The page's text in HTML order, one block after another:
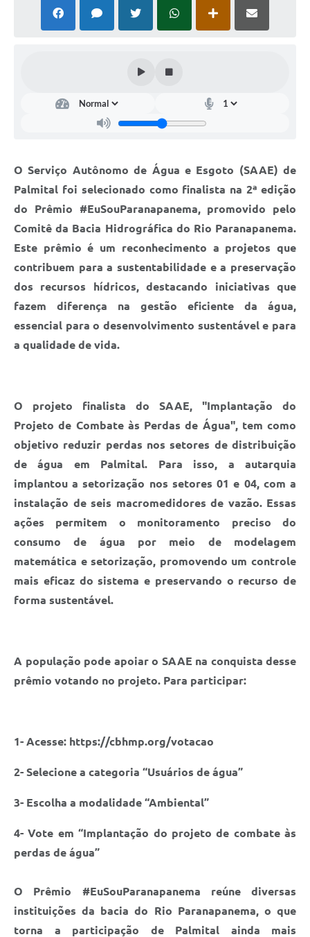
O Serviço Autônomo de Água e Esgoto (SAAE) de
Palmital foi selecionado como finalista na 2ª edição
do Prêmio #EuSouParanapanema, promovido pelo
Comitê da Bacia Hidrográfica do Rio Paranapanema.
Este prêmio é um reconhecimento a projetos que
contribuem para a sustentabilidade e a preservação
dos recursos hídricos, destacando iniciativas que
fazem diferença na gestão eficiente da água,
essencial para o desenvolvimento sustentável e para
a qualidade de vida.
O projeto finalista do SAAE, "Implantação do
Projeto de Combate às Perdas de Água", tem como
objetivo reduzir perdas nos setores de distribuição
de água em Palmital. Para isso, a autarquia
implantou a setorização nos setores 01 e 04, com a
instalação de seis macromedidores de vazão. Essas
ações permitem o monitoramento preciso do
consumo de água por meio de modelagem
matemática e setorização, promovendo um controle
mais eficaz do sistema e preservando o recurso de
forma sustentável.
A população pode apoiar o SAAE na conquista desse
prêmio votando no projeto. Para participar:
1- Acesse: https://cbhmp.org/votacao
2- Selecione a categoria “Usuários de água”
3- Escolha a modalidade “Ambiental”
4- Vote em “Implantação do projeto de combate às
perdas de água”
O Prêmio #EuSouParanapanema reúne diversas
instituições da bacia do Rio Paranapanema, o que
torna a participação de Palmital ainda mais